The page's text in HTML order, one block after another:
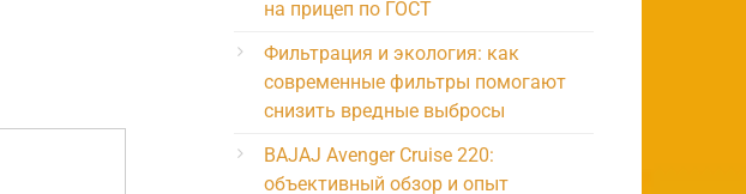
на прицеп по ГОСТ
Фильтрация и экология: как
современные фильтры помогают
снизить вредные выбросы
BAJAJ Avenger Cruise 220:
объективный обзор и опыт